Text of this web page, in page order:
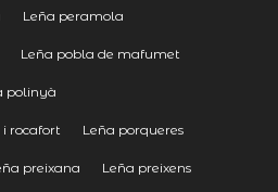
Leña peramola
Leña pobla de mafumet
polinyà
rocafort Leña porqueres
preixana Leña preixens